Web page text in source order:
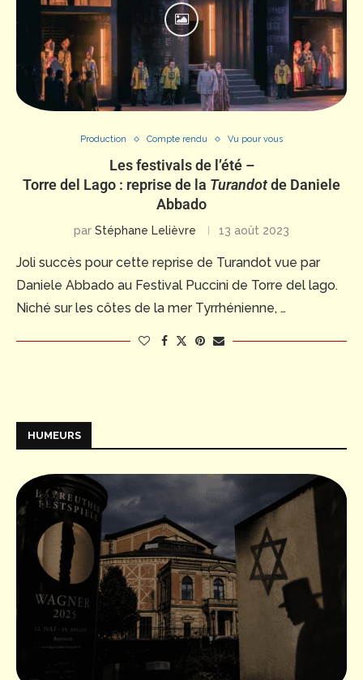
Production Compte rendu Vu pour vous
Les festivals de l’été –
Torre del Lago : reprise de la Turandotde Daniele
Abbado
par Stéphane Lelièvre 13 août 2023
Joli succès pour cette reprise de Turandot vue par
Daniele Abbado au Festival Puccini de Torre del lago.
Niché sur les côtes de la mer Tyrrhénienne, …
HUMEURS